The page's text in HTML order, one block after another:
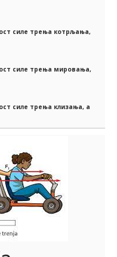
силе трења котрљања,
силе трења мировања,
силе трења клизања, а